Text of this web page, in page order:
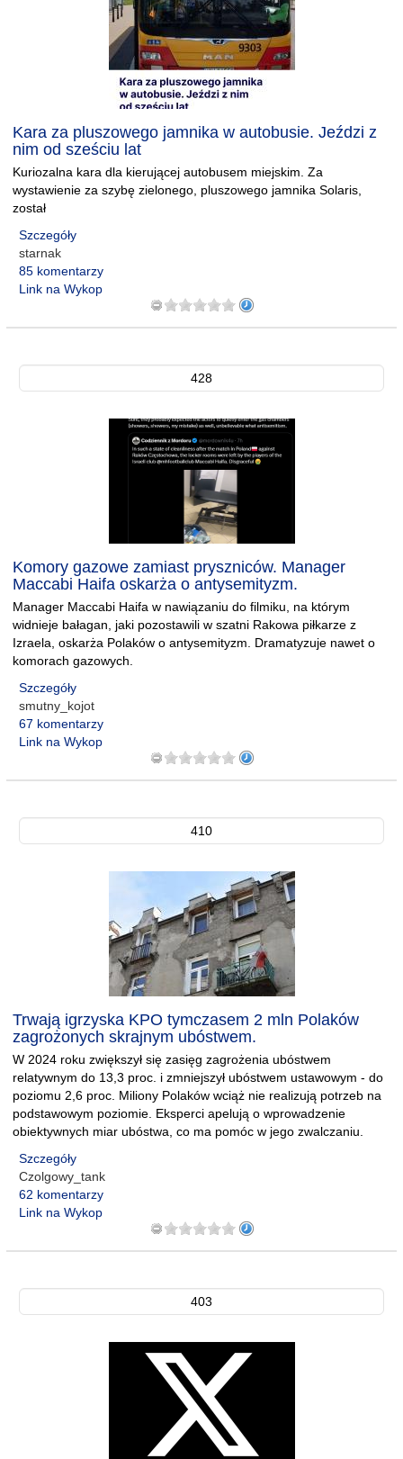
Kara za pluszowego jamnika w autobusie. Jeździ z
nim od sześciu lat
Kuriozalna kara dla kierującej autobusem miejskim. Za
wystawienie za szybę zielonego, pluszowego jamnika Solaris,
został
Szczegóły
starnak
85 komentarzy
Link na Wykop
428
Komory gazowe zamiast pryszniców. Manager
Maccabi Haifa oskarża o antysemityzm.
Manager Maccabi Haifa w nawiązaniu do filmiku, na którym
widnieje bałagan, jaki pozostawili w szatni Rakowa piłkarze z
Izraela, oskarża Polaków o antysemityzm. Dramatyzuje nawet o
komorach gazowych.
Szczegóły
smutny_kojot
67 komentarzy
Link na Wykop
410
Trwają igrzyska KPO tymczasem 2 mln Polaków
zagrożonych skrajnym ubóstwem.
W 2024 roku zwiększył się zasięg zagrożenia ubóstwem
relatywnym do 13,3 proc. i zmniejszył ubóstwem ustawowym - do
poziomu 2,6 proc. Miliony Polaków wciąż nie realizują potrzeb na
podstawowym poziomie. Eksperci apelują o wprowadzenie
obiektywnych miar ubóstwa, co ma pomóc w jego zwalczaniu.
Szczegóły
Czolgowy_tank
62 komentarzy
Link na Wykop
403